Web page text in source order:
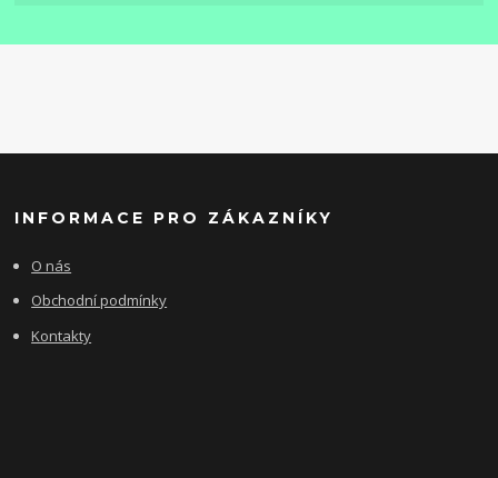
INFORMACE PRO ZÁKAZNÍKY
O nás
Obchodní podmínky
Kontakty